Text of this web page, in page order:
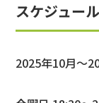
スケジュール
2025年10月～